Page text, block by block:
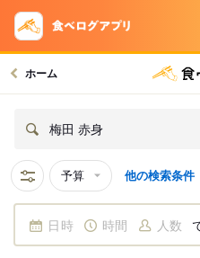
ホーム
梅田 赤身
予算 他の検索条件
日時 時間 人数